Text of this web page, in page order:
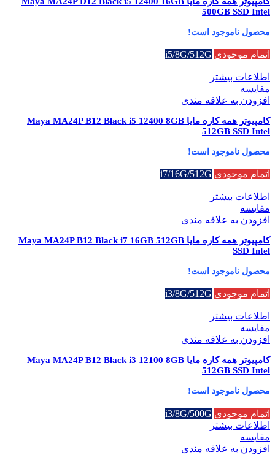
500GB SSD Intel
محصول ناموجود است!
اتمام موجودی i5/8G/512G
اطلاعات بیشتر
مقایسه
افزودن به علاقه مندی
کامپیوتر همه کاره مایا Maya MA24P B12 Black i5 12400 8GB
512GB SSD Intel
محصول ناموجود است!
اتمام موجودی i7/16G/512G
اطلاعات بیشتر
مقایسه
افزودن به علاقه مندی
کامپیوتر همه کاره مایا Maya MA24P B12 Black i7 16GB 512GB
SSD Intel
محصول ناموجود است!
اتمام موجودی i3/8G/512G
اطلاعات بیشتر
مقایسه
افزودن به علاقه مندی
کامپیوتر همه کاره مایا Maya MA24P B12 Black i3 12100 8GB
512GB SSD Intel
محصول ناموجود است!
اتمام موجودی i3/8G/500G
اطلاعات بیشتر
مقایسه
افزودن به علاقه مندی